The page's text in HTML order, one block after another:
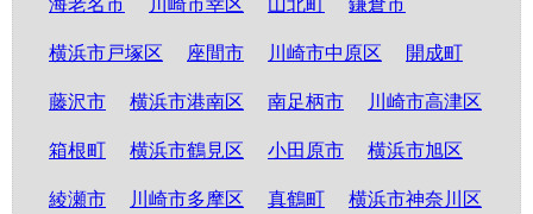
海老名市 川崎市幸区 山北町 鎌倉市
横浜市戸塚区 座間市 川崎市中原区 開成町
藤沢市 横浜市港南区 南足柄市 川崎市高津区
箱根町 横浜市鶴見区 小田原市 横浜市旭区
綾瀬市 川崎市多摩区 真鶴町 横浜市神奈川区